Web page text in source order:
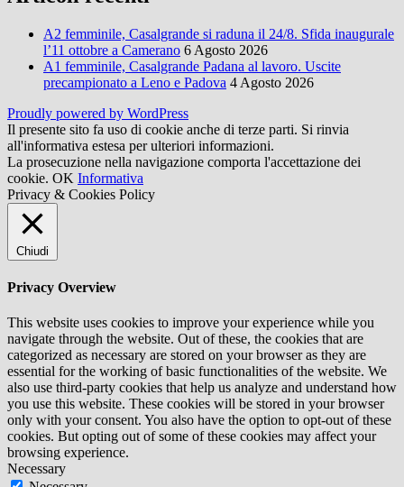
A2 femminile, Casalgrande si raduna il 24/8. Sfida inaugurale
l’11 ottobre a Camerano 6 Agosto 2026
A1 femminile, Casalgrande Padana al lavoro. Uscite
precampionato a Leno e Padova 4 Agosto 2026
Proudly powered by WordPress
Il presente sito fa uso di cookie anche di terze parti. Si rinvia
all'informativa estesa per ulteriori informazioni.
La prosecuzione nella navigazione comporta l'accettazione dei
cookie. OK Informativa
Privacy & Cookies Policy
Chiudi
Privacy Overview
This website uses cookies to improve your experience while you
navigate through the website. Out of these, the cookies that are
categorized as necessary are stored on your browser as they are
essential for the working of basic functionalities of the website. We
also use third-party cookies that help us analyze and understand how
you use this website. These cookies will be stored in your browser
only with your consent. You also have the option to opt-out of these
cookies. But opting out of some of these cookies may affect your
browsing experience.
Necessary